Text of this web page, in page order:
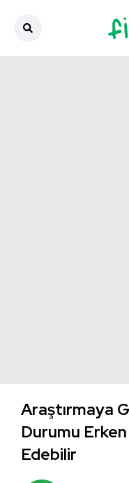
Araştırmaya
Durumu
Edebilir